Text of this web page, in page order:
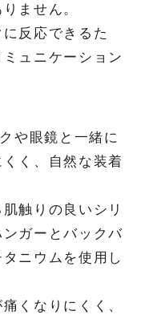
ません。
反応できるた
ュニケーション
や眼鏡と一緒に
く、自然な装着
触りの良いシリ
ガーとバックバ
ニウムを使用し
くなりにくく、